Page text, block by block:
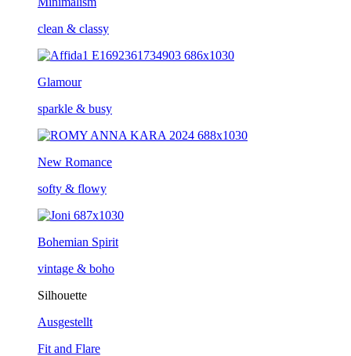
clean & classy
Glamour
sparkle & busy
New Romance
softy & flowy
Bohemian Spirit
vintage & boho
Silhouette
Ausgestellt
Fit and Flare